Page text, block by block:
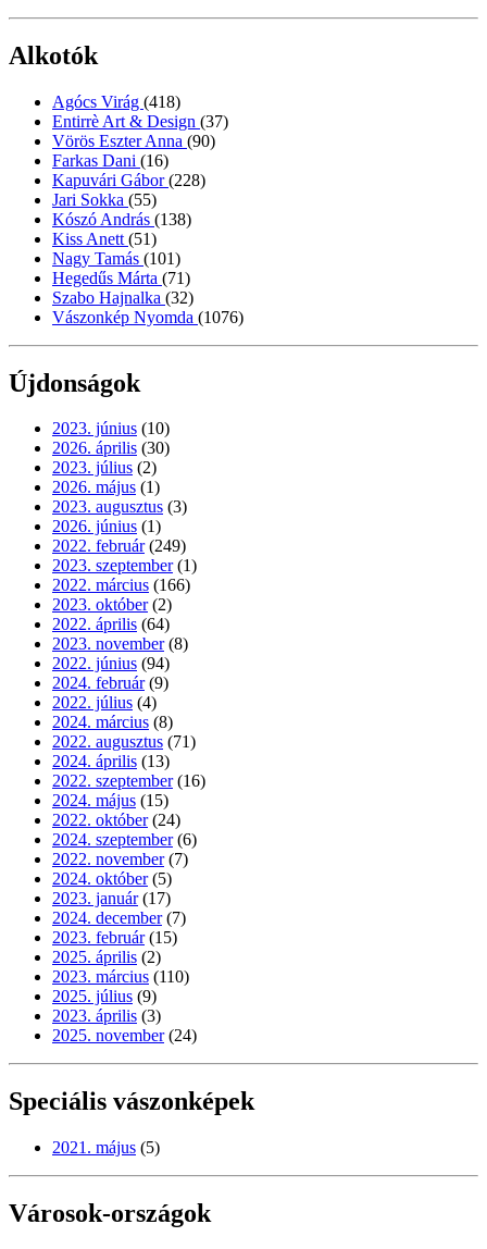
Alkotók
Agócs Virág (418)
Entirrè Art & Design (37)
Vörös Eszter Anna (90)
Farkas Dani (16)
Kapuvári Gábor(228)
Jari Sokka (55)
Kószó András (138)
Kiss Anett (51)
Nagy Tamás (101)
Hegedűs Márta (71)
Szabo Hajnalka (32)
Vászonkép Nyomda (1076)
Újdonságok
2023. június (10)
2026. április (30)
2023. július (2)
2026. május (1)
2023. augusztus (3)
2026. június (1)
2022. február (249)
2023. szeptember (1)
2022. március (166)
2023. október (2)
2022. április (64)
2023. november (8)
2022. június (94)
2024. február (9)
2022. július (4)
2024. március (8)
2022. augusztus (71)
2024. április (13)
2022. szeptember (16)
2024. május (15)
2022. október (24)
2024. szeptember (6)
2022. november (7)
2024. október (5)
2023. január (17)
2024. december (7)
2023. február (15)
2025. április (2)
2023. március (110)
2025. július (9)
2023. április (3)
2025. november (24)
Speciális vászonképek
2021. május (5)
Városok-országok